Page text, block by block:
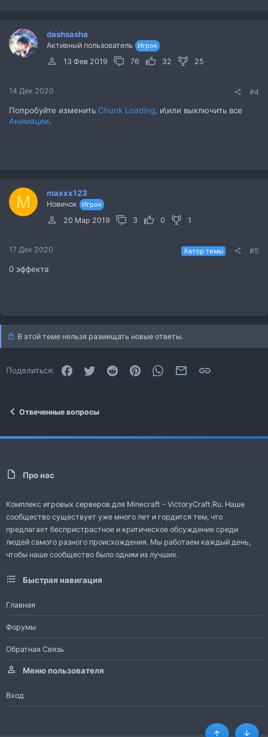
dashsasha
Активный пользователь Игрок
13 Фев 2019 76 32 25
14 Дек 2020 #4
Попробуйте изменить Chunk Loading, и\или выключить все
Анимации.
M maxxx123
Новичок Игрок
20 Мар 2019 3 0 1
17 Дек 2020 Автор темы #5
0 эффекта
В этой теме нельзя размещать новые ответы.
Поделиться: FacebookTwitter Reddit PinterestWhatsAppЭлектронная почта
Отвеченные вопросы
Про нас
Комплекс игровых серверов для Minecraft - VictoryCraft.Ru. Наше
сообщество существует уже много лет и гордится тем, что
предлагает беспристрастное и критическое обсуждение среди
людей самого разного происхождения. Мы работаем каждый день,
чтобы наше сообщество было одним из лучших.
Быстрая навигация
Главная
Форумы
Обратная Связь
Меню пользователя
Вход